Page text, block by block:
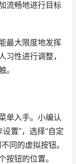
流畅地进行目标
最大限度地发挥
习性进行调整，
。
单入手。小编认
置”，选择“自定
同的虚拟按钮。
按钮的位置。